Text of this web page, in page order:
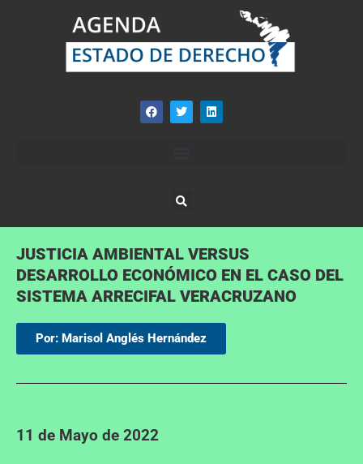
JUSTICIA AMBIENTAL VERSUS
DESARROLLO ECONÓMICO EN EL CASO DEL
SISTEMA ARRECIFAL VERACRUZANO
Por: Marisol Anglés Hernández
11 de Mayo de 2022